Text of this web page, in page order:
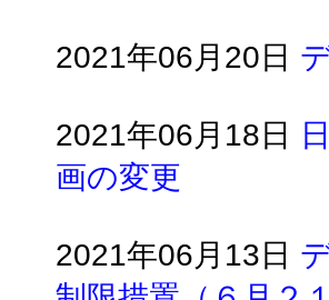
2021年06月20日
2021年06月18日
画の変更
2021年06月13日